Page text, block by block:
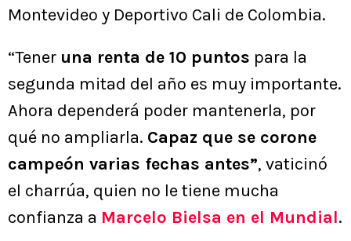
Montevideo y Deportivo Cali de Colombia.
“Tener una renta de 10 puntos para la
segunda mitad del año es muy importante.
Ahora dependerá poder mantenerla, por
qué no ampliarla. Capaz que se corone
campeón varias fechas antes”, vaticinó
el charrúa, quien no le tiene mucha
confianza a Marcelo Bielsa en el Mundial.